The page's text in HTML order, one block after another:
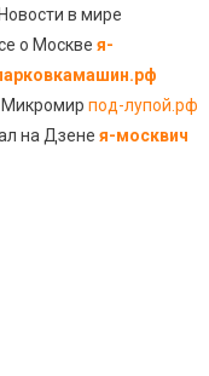
Новости в мире
о Москве я-
Микромир под-лупой.рф
на Дзене я-москвич